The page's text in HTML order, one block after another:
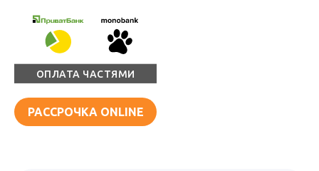
ОПЛАТА ЧАСТЯМИ
РАССРОЧКА ONLINE